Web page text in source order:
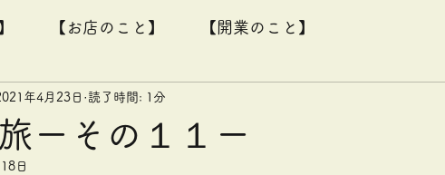
【お店のこと】 【開業のこと】
ーその１１ー
年4月23日 読了時間: 1分
日